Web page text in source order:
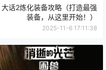
大话2炼化装备攻略（打造最强
装备，从这里开始！）
2025-11-6 17:11:38